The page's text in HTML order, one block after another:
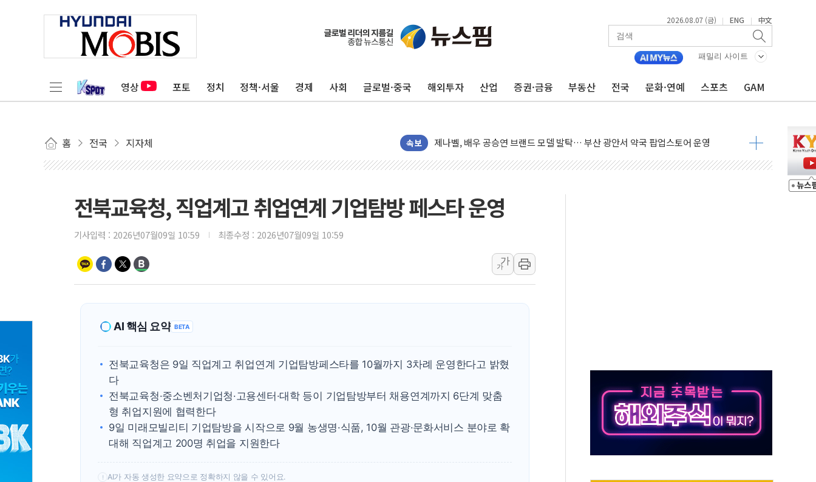
2026.08.07 (금) | ENG | 中文
패밀리 사이트
영상 포토 정치 정책·서울 경제 사회 글로벌·중국 해외투자 산업 증권·금융 부동산 전국 문화·연예 스포츠 GAM
홈 전국 지자체 속보
중기부, 떡국·떡볶이떡 제조업 '생계형 적합업종' 재지정...5년 더 보호
[뉴스핌 이 시각 PICK] 李, 오늘 부동산 2차 회의 外
카드사 고객 유입 창구 된 '트래블카드'…휴가철 넘어 장기 고객 묶는다
트럼프, 폴리실리콘·태양광에 15% 관세…한국 등엔 '합산 상한' 적용
[채권/외환] 국제유가 급등에 미 국채금리·달러 동반 상승…시장, 美 고용지표 촉각
트럼프 "이란전 조만간 끝날 것"…군수품 부족설 일축 "막대한 무기 보유"
현대리바트, 원가 개선으로 실적 방어…다음 과제는 '외형 확대'
세금 부담 커진 고가 1주택자…맞교환·재매수·다운사이징 '저울질'
[금/유가] 이란의 호르무즈 해협 통항 제한 검토에 유가 3% 급등…금값 보합
뉴욕증시, 유가·금리 부담에 하락…다우 5거래일 랠리 '마침표'
이란, 오만과 호르무즈 해협 재개방 합의 막바지.."美와 직접 협상 없어"
[오늘의 정치일정] 8월 7일(금)
이란, 美·이스라엘 선박 호르무즈 통항 제한 추진…美 "통행 막을 권한 없어"
전북교육청, 직업계고 취업연계 기업탐방 페스타 운영
기사입력 : 2026년07월09일 10:59 최종수정 : 2026년07월09일 10:59
가
가
AI 핵심 요약 BETA
전북교육청은 9일 직업계고 취업연계 기업탐방페스타를 10월까지 3차례 운영한다고 밝혔
다
전북교육청·중소벤처기업청·고용센터·대학 등이 기업탐방부터 채용연계까지 6단계 맞춤
형 취업지원에 협력한다
9일 미래모빌리티 기업탐방을 시작으로 9월 농생명·식품, 10월 관광·문화서비스 분야로 확
대해 직업계고 200명 취업을 지원한다
! AI가 자동 생성한 요약으로 정확하지 않을 수 있어요.